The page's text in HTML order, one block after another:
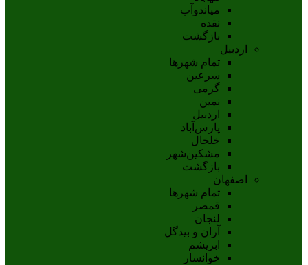
مياندوآب
نقده
بازگشت
اردبیل
تمام شهر‌ها
سرعین
گرمی
نمین
اردبيل
پارس‌آباد
خلخال
مشکين‌شهر
بازگشت
اصفهان
تمام شهر‌ها
قمصر
لنجان
آران و بیدگل
ابریشم
خوانسار